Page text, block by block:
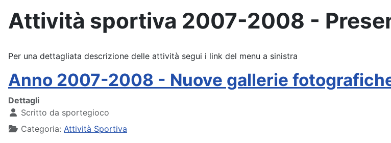
Attività sportiva 2007-2008 -
Per una dettagliata descrizione delle attività segui i link del menu a sinistra
Anno 2007-2008 - Nuove gallerie
Dettagli
Scritto da sportegioco
Categoria: Attività Sportiva